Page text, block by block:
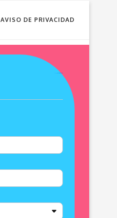
AVISO DE PRIVACIDAD